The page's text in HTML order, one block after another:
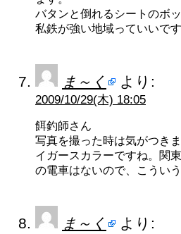
バタンと倒れるシートのボ
私鉄が強い地域っていいです
ま～く より:
2009/10/29(木) 18:05
餌釣師さん
写真を撮った時は気がつき
イガースカラーですね。関
の電車はないので、こうい
ま～く より: